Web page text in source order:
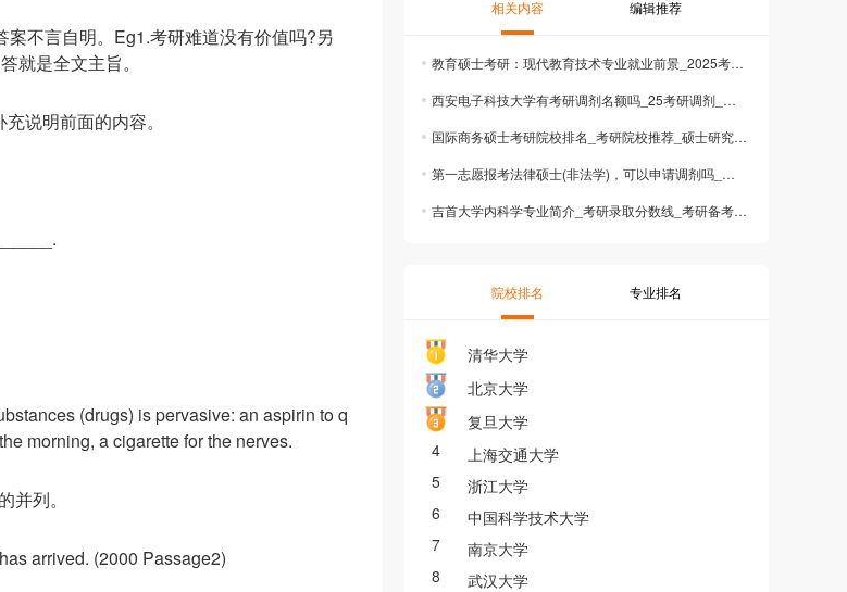
不言自明。Eg1.考研难道没有价值吗?另
就是全文主旨。
说明前面的内容。
(drugs) is pervasive: an aspirin to q
morning, a cigarette for the nerves.
列。
arrived. (2000 Passage2)
相关内容 编辑推荐
教育硕士考研：现代教育技术专业就业前景_2025考研_考研备考指南
西安电子科技大学有考研调剂名额吗_25考研调剂_考研调剂规则
国际商务硕士考研院校排名_考研院校推荐_硕士研究生招生简章
第一志愿报考法律硕士(非法学)，可以申请调剂吗_考研信息_考研调剂
吉首大学内科学专业简介_考研录取分数线_考研备考指南
院校排名 专业排名
清华大学
北京大学
复旦大学
4
上海交通大学
5
浙江大学
6
中国科学技术大学
7
南京大学
8
武汉大学